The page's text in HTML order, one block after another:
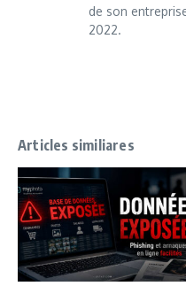
de son
2022.
Articles similiares